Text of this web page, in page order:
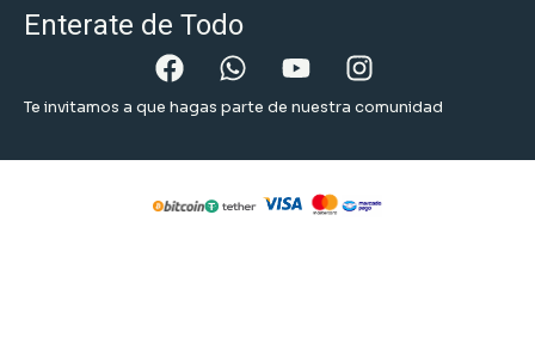
Enterate de Todo
Te invitamos a que hagas parte de nuestra comunidad